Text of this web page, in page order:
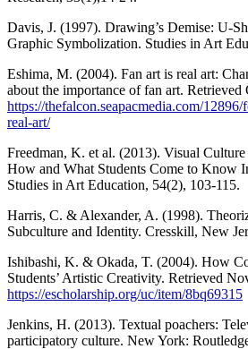
Davis, J. (1997). Drawing’s Demise: U-
Graphic Symbolization. Studies in Art
Eshima, M. (2004). Fan art is real art:
about the importance of fan art.
https://thefalcon.seapacmedia.com/
real-art/
Freedman, K. et al. (2013). Visual
How and What Students Come to Know
Studies in Art Education, 54(2), 103-115.
Harris, C. & Alexander, A. (1998).
Subculture and Identity. Cresskill, New
Ishibashi, K. & Okada, T. (2004). How
Students’ Artistic Creativity. Retrieved
https://escholarship.org/uc/item/8bq69315
Jenkins, H. (2013). Textual poachers:
participatory culture. New York: